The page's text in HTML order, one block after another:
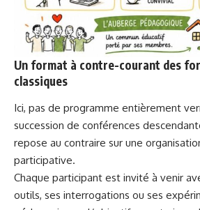
Un format à contre-courant des
classiques
Ici, pas de programme entièrement
succession de conférences
repose au contraire sur une
participative.
Chaque participant est invité à venir
outils, ses interrogations ou ses